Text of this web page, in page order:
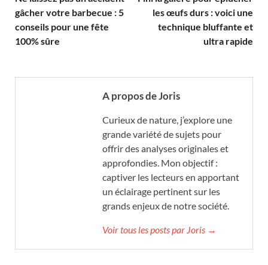
gâcher votre barbecue : 5
conseils pour une fête
100% sûre
les œufs durs : voici une
technique bluffante et
ultra rapide
A propos de Joris
Curieux de nature, j’explore une
grande variété de sujets pour
offrir des analyses originales et
approfondies. Mon objectif :
captiver les lecteurs en apportant
un éclairage pertinent sur les
grands enjeux de notre société.
Voir tous les posts par Joris →